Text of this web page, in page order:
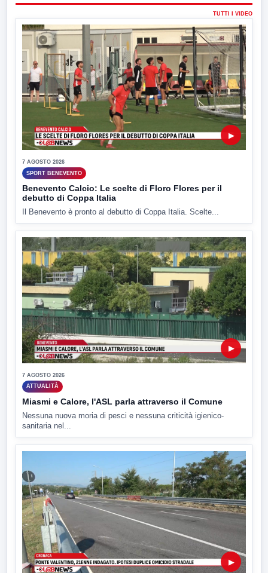
TUTTI I VIDEO
▶
7 AGOSTO 2026
SPORT BENEVENTO
Benevento Calcio: Le scelte di Floro Flores per il
debutto di Coppa Italia
Il Benevento è pronto al debutto di Coppa Italia. Scelte...
▶
7 AGOSTO 2026
ATTUALITÀ
Miasmi e Calore, l'ASL parla attraverso il Comune
Nessuna nuova moria di pesci e nessuna criticità igienico-
sanitaria nel...
▶